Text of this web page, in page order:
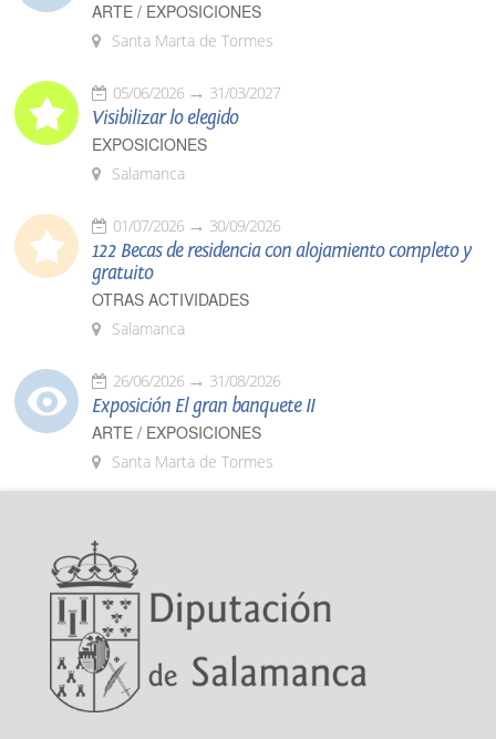
ARTE / EXPOSICIONES
Santa Marta de Tormes
05/06/2026 31/03/2027
Visibilizar lo elegido
EXPOSICIONES
Salamanca
01/07/2026 30/09/2026
122 Becas de residencia con alojamiento completo y
gratuito
OTRAS ACTIVIDADES
Salamanca
26/06/2026 31/08/2026
Exposición El gran banquete II
ARTE / EXPOSICIONES
Santa Marta de Tormes